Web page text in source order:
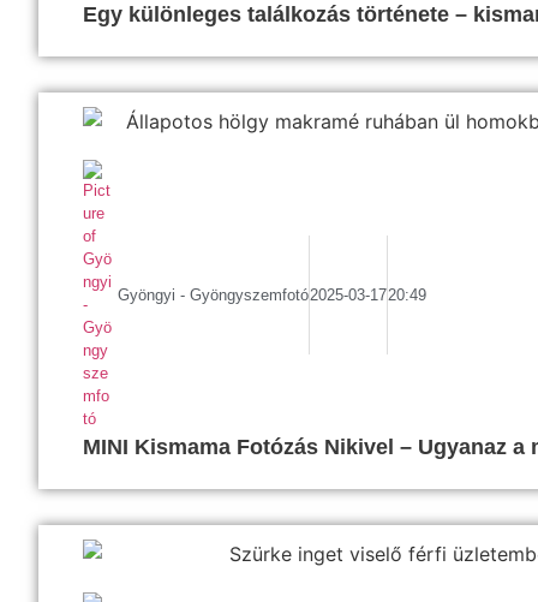
Egy különleges találkozás története –
Gyöngyi - Gyöngyszemfotó2025-03-1720:49
MINI Kismama Fotózás Nikivel – Ugyanaz